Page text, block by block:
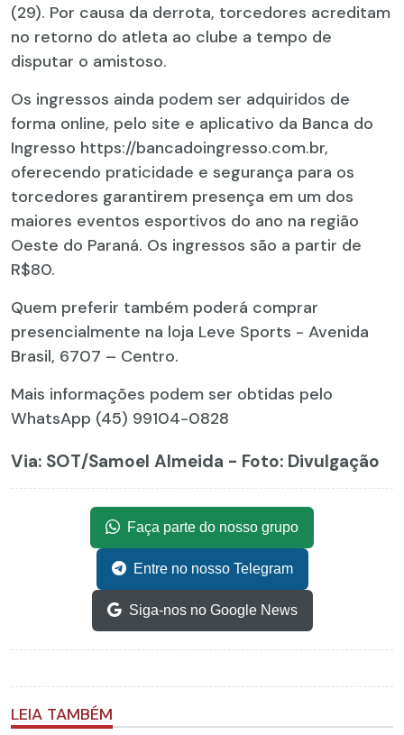
(29). Por causa da derrota, torcedores acreditam
no retorno do atleta ao clube a tempo de
disputar o amistoso.
Os ingressos ainda podem ser adquiridos de
forma online, pelo site e aplicativo da Banca do
Ingresso https://bancadoingresso.com.br,
oferecendo praticidade e segurança para os
torcedores garantirem presença em um dos
maiores eventos esportivos do ano na região
Oeste do Paraná. Os ingressos são a partir de
R$80.
Quem preferir também poderá comprar
presencialmente na loja Leve Sports - Avenida
Brasil, 6707 – Centro.
Mais informações podem ser obtidas pelo
WhatsApp (45) 99104-0828
Via: SOT/Samoel Almeida - Foto: Divulgação
Faça parte do nosso grupo
Entre no nosso Telegram
Siga-nos no Google News
LEIA TAMBÉM